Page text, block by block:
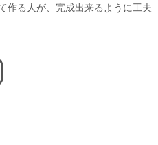
作る人が、完成出来るように工夫